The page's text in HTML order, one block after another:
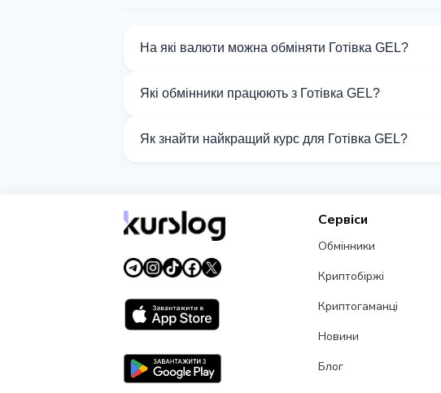
На які валюти можна обміняти Готівка GEL?
Які обмінники працюють з Готівка GEL?
Як знайти найкращий курс для Готівка GEL?
Сервіси
Обмінники
Криптобіржі
Криптогаманці
Новини
Блог